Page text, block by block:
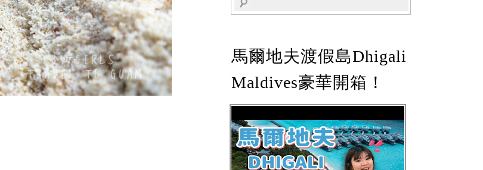
馬爾地夫渡假島Dhigali
Maldives豪華開箱！